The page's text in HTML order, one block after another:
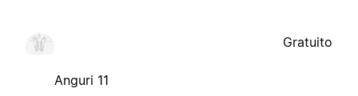
Anguri 11
Gratuito